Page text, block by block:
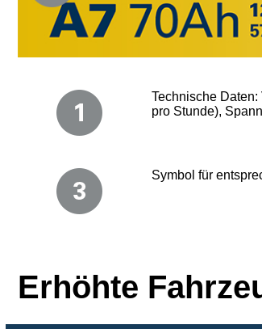
Technische
pro Stunde),
Symbol für
Erhöhte